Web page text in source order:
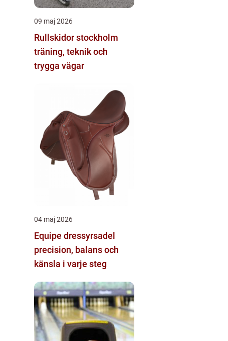
09 maj 2026
Rullskidor stockholm
träning, teknik och
trygga vägar
04 maj 2026
Equipe dressyrsadel
precision, balans och
känsla i varje steg